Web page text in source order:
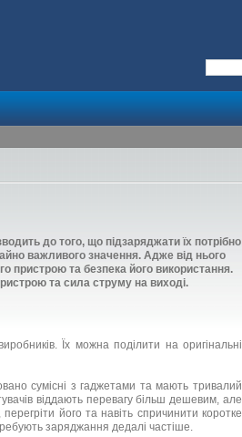
до того, що підзаряджати їх потрібно
важливого значення. Адже від нього
пристрою та безпека його використання.
та сила струму на виході.
Їх можна поділити на оригінальні
сумісні з гаджетами та мають тривалий
віддають перевагу більш дешевим, але
його та навіть спричинити коротке
заряджання дедалі частіше.